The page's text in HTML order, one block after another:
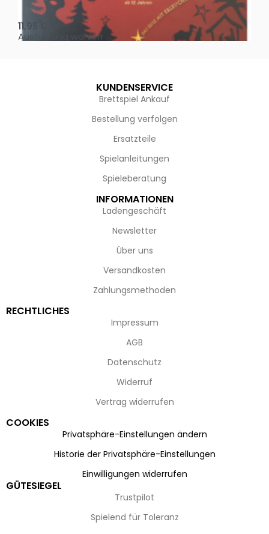
Oh, heilige Nacht!
11,95
Ausführung wählen
KUNDENSERVICE
Brettspiel Ankauf
Bestellung verfolgen
Ersatzteile
Spielanleitungen
Spieleberatung
INFORMATIONEN
Ladengeschäft
Newsletter
Über uns
Versandkosten
Zahlungsmethoden
RECHTLICHES
Impressum
AGB
Datenschutz
Widerruf
Vertrag widerrufen
COOKIES
Privatsphäre-Einstellungen ändern
Historie der Privatsphäre-Einstellungen
Einwilligungen widerrufen
GÜTESIEGEL
Trustpilot
Spielend für Toleranz